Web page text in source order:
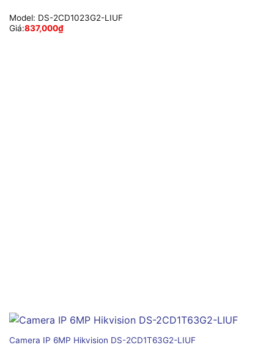
Model: DS-2CD1023G2-LIUF
Giá:837,000₫
Camera IP 6MP Hikvision DS-2CD1T63G2-LIUF